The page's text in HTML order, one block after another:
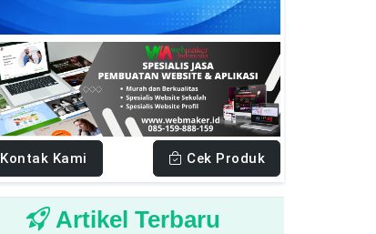
Kontak Kami Cek Produk
Artikel Terbaru